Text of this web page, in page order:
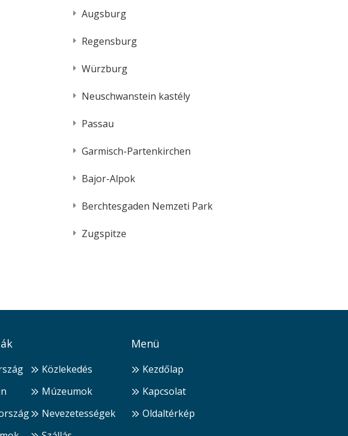
Augsburg
Regensburg
Würzburg
Neuschwanstein kastély
Passau
Garmisch-Partenkirchen
Bajor-Alpok
Berchtesgaden Nemzeti Park
Zugspitze
Közlekedés
Múzeumok
Nevezetességek
Menü
Kezdőlap
Kapcsolat
Oldaltérkép